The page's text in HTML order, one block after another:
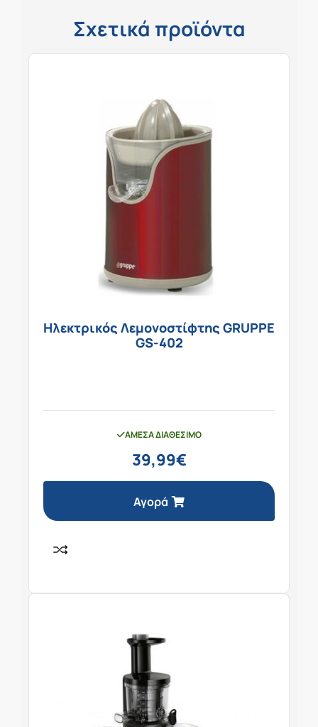
Σχετικά προϊόντα
Ηλεκτρικός Λεμονοστίφτης GRUPPE
GS-402
ΆΜΕΣΑ ΔΙΑΘΈΣΙΜΟ
39,99€
Αγορά